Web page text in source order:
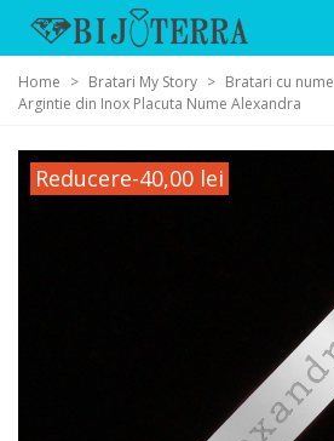
Home > Bratari My Story > Bratari cu nume
Argintie din Inox Placuta Nume Alexandra
Reducere-40,00 lei